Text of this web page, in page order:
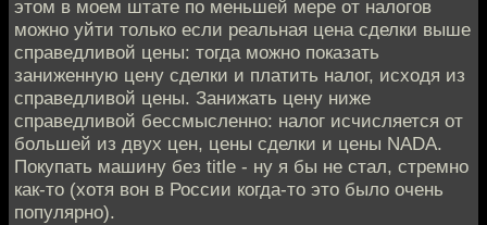
этом в моем штате по меньшей мере от налогов
можно уйти только если реальная цена сделки выше
справедливой цены: тогда можно показать
заниженную цену сделки и платить налог, исходя из
справедливой цены. Занижать цену ниже
справедливой бессмысленно: налог исчисляется от
большей из двух цен, цены сделки и цены NADA.
Покупать машину без title - ну я бы не стал, стремно
как-то (хотя вон в России когда-то это было очень
популярно).